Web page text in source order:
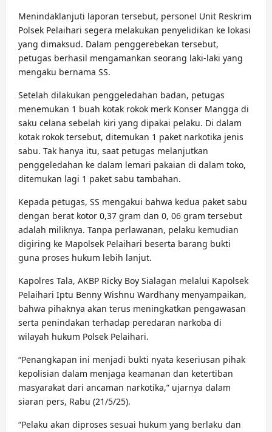
Menindaklanjuti laporan tersebut, personel Unit Reskrim
Polsek Pelaihari segera melakukan penyelidikan ke lokasi
yang dimaksud. Dalam penggerebekan tersebut,
petugas berhasil mengamankan seorang laki-laki yang
mengaku bernama SS.
Setelah dilakukan penggeledahan badan, petugas
menemukan 1 buah kotak rokok merk Konser Mangga di
saku celana sebelah kiri yang dipakai pelaku. Di dalam
kotak rokok tersebut, ditemukan 1 paket narkotika jenis
sabu. Tak hanya itu, saat petugas melanjutkan
penggeledahan ke dalam lemari pakaian di dalam toko,
ditemukan lagi 1 paket sabu tambahan.
Kepada petugas, SS mengakui bahwa kedua paket sabu
dengan berat kotor 0,37 gram dan 0, 06 gram tersebut
adalah miliknya. Tanpa perlawanan, pelaku kemudian
digiring ke Mapolsek Pelaihari beserta barang bukti
guna proses hukum lebih lanjut.
Kapolres Tala, AKBP Ricky Boy Sialagan melalui Kapolsek
Pelaihari Iptu Benny Wishnu Wardhany menyampaikan,
bahwa pihaknya akan terus meningkatkan pengawasan
serta penindakan terhadap peredaran narkoba di
wilayah hukum Polsek Pelaihari.
“Penangkapan ini menjadi bukti nyata keseriusan pihak
kepolisian dalam menjaga keamanan dan ketertiban
masyarakat dari ancaman narkotika,” ujarnya dalam
siaran pers, Rabu (21/5/25).
“Pelaku akan diproses sesuai hukum yang berlaku dan